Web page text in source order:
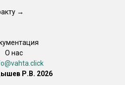
→
О нас
Р.В. 2026